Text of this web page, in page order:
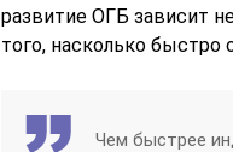
развитие ОГБ зависит
того, насколько быстро
Чем быстрее